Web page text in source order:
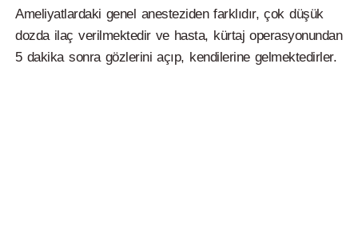
Ameliyatlardaki genel anesteziden farklıdır, çok düşük
dozda ilaç verilmektedir ve hasta, kürtaj operasyonundan
5 dakika sonra gözlerini açıp, kendilerine gelmektedirler.